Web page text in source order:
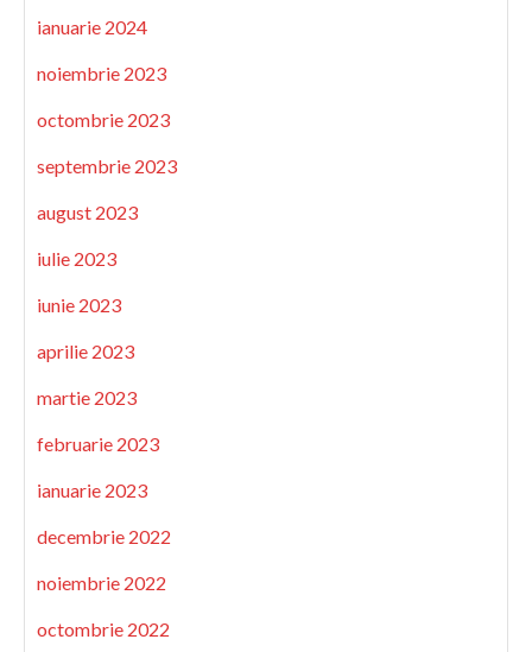
ianuarie 2024
noiembrie 2023
octombrie 2023
septembrie 2023
august 2023
iulie 2023
iunie 2023
aprilie 2023
martie 2023
februarie 2023
ianuarie 2023
decembrie 2022
noiembrie 2022
octombrie 2022